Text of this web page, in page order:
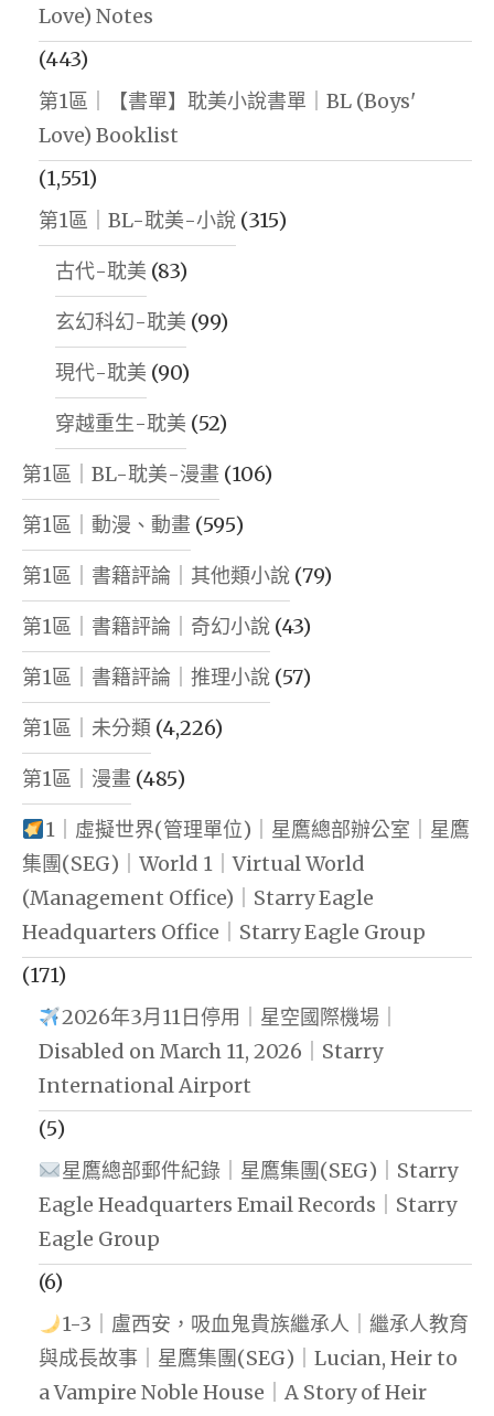
Love) Notes
(443)
第1區｜【書單】耽美小說書單｜BL (Boys'
Love) Booklist
(1,551)
第1區｜BL-耽美-小說 (315)
古代-耽美 (83)
玄幻科幻-耽美 (99)
現代-耽美 (90)
穿越重生-耽美 (52)
第1區｜BL-耽美-漫畫 (106)
第1區｜動漫、動畫 (595)
第1區｜書籍評論｜其他類小說 (79)
第1區｜書籍評論｜奇幻小說 (43)
第1區｜書籍評論｜推理小說 (57)
第1區｜未分類 (4,226)
第1區｜漫畫 (485)
1｜虛擬世界(管理單位)｜星鷹總部辦公室｜星鷹
集團(SEG)｜World 1｜Virtual World
(Management Office)｜Starry Eagle
Headquarters Office｜Starry Eagle Group
(171)
2026年3月11日停用｜星空國際機場｜
Disabled on March 11, 2026｜Starry
International Airport
(5)
星鷹總部郵件紀錄｜星鷹集團(SEG)｜Starry
Eagle Headquarters Email Records｜Starry
Eagle Group
(6)
1-3｜盧西安，吸血鬼貴族繼承人｜繼承人教育
與成長故事｜星鷹集團(SEG)｜Lucian, Heir to
a Vampire Noble House｜A Story of Heir